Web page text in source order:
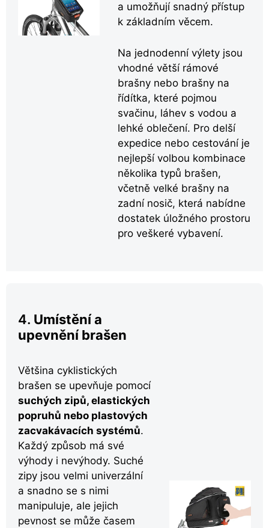
a umožňují snadný přístup
k základním věcem.
Na jednodenní výlety jsou
vhodné větší rámové
brašny nebo brašny na
řídítka, které pojmou
svačinu, láhev s vodou a
lehké oblečení. Pro delší
expedice nebo cestování je
nejlepší volbou kombinace
několika typů brašen,
včetně velké brašny na
zadní nosič, která nabídne
dostatek úložného prostoru
pro veškeré vybavení.
4. Umístění a
upevnění brašen
Většina cyklistických
brašen se upevňuje pomocí
suchých zipů, elastických
popruhů nebo plastových
zacvakávacích systémů.
Každý způsob má své
výhody i nevýhody. Suché
zipy jsou velmi univerzální
a snadno se s nimi
manipuluje, ale jejich
pevnost se může časem